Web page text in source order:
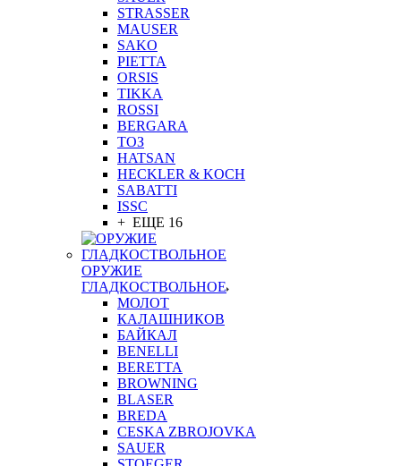
STRASSER
MAUSER
SAKO
PIETTA
ORSIS
TIKKA
ROSSI
BERGARA
ТОЗ
HATSAN
HECKLER & KOCH
SABATTI
ISSC
+ ЕЩЕ 16
ОРУЖИЕ
ГЛАДКОСТВОЛЬНОЕ
МОЛОТ
КАЛАШНИКОВ
БАЙКАЛ
BENELLI
BERETTA
BROWNING
BLASER
BREDA
CESKA ZBROJOVKA
SAUER